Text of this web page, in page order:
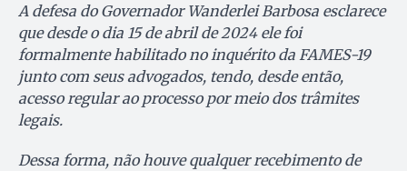
A defesa do Governador Wanderlei Barbosa esclarece
que desde o dia 15 de abril de 2024 ele foi
formalmente habilitado no inquérito da FAMES-19
junto com seus advogados, tendo, desde então,
acesso regular ao processo por meio dos trâmites
legais.
Dessa forma, não houve qualquer recebimento de